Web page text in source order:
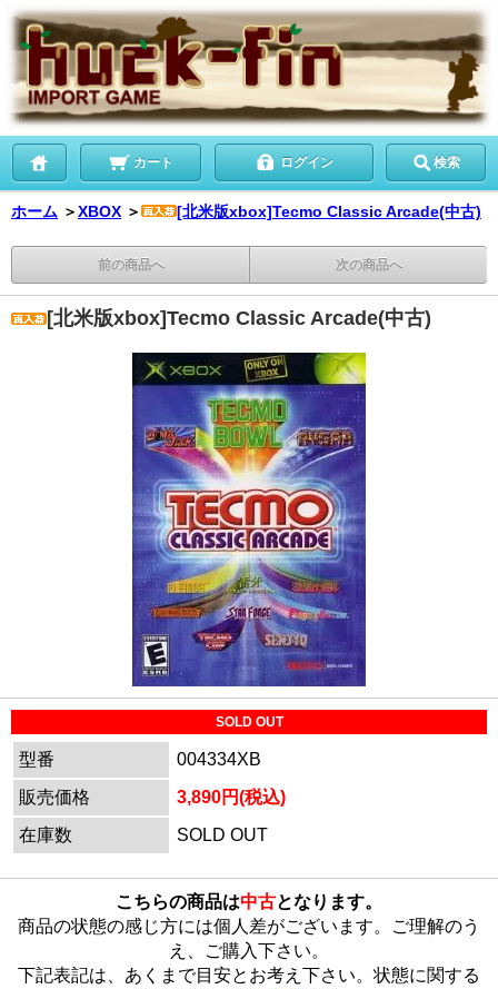
カート ログイン 検索
ホーム ＞XBOX ＞ [北米版xbox]Tecmo Classic Arcade(中古)
前の商品へ 次の商品へ
[北米版xbox]Tecmo Classic Arcade(中古)
SOLD OUT
型番
004334XB
販売価格
3,890円(税込)
在庫数
SOLD OUT
こちらの商品は中古となります。
商品の状態の感じ方には個人差がございます。ご理解のう
え、ご購入下さい。
下記表記は、あくまで目安とお考え下さい。状態に関する